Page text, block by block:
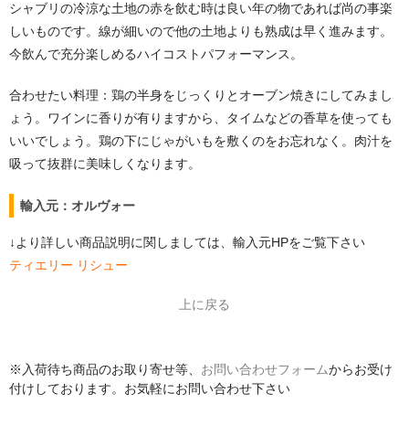
シャブリの冷涼な土地の赤を飲む時は良い年の物であれば尚の事楽
しいものです。線が細いので他の土地よりも熟成は早く進みます。
今飲んで充分楽しめるハイコストパフォーマンス。
合わせたい料理：鶏の半身をじっくりとオーブン焼きにしてみまし
ょう。ワインに香りが有りますから、タイムなどの香草を使っても
いいでしょう。鶏の下にじゃがいもを敷くのをお忘れなく。肉汁を
吸って抜群に美味しくなります。
輸入元：オルヴォー
↓より詳しい商品説明に関しましては、輸入元HPをご覧下さい
ティエリー リシュー
上に戻る
※入荷待ち商品のお取り寄せ等、 お問い合わせフォームからお受け
付けしております。お気軽にお問い合わせ下さい